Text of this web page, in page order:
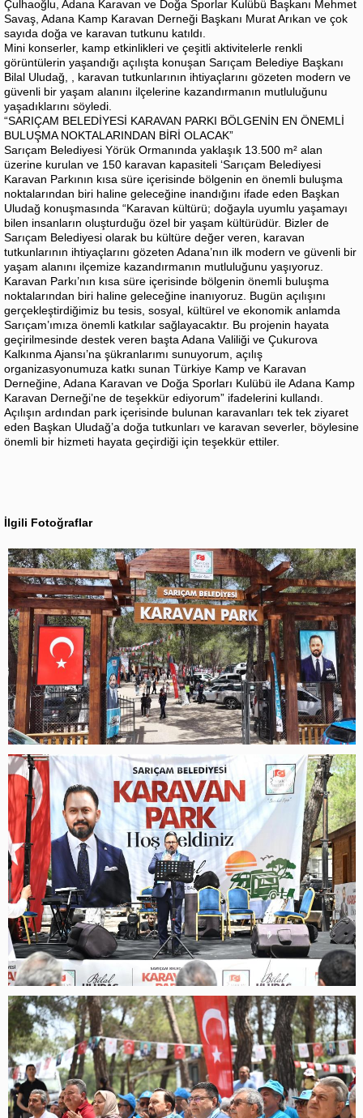
Çulhaoğlu, Adana Karavan ve Doğa Sporlar Kulübü Başkanı Mehmet
Savaş, Adana Kamp Karavan Derneği Başkanı Murat Arıkan ve çok
sayıda doğa ve karavan tutkunu katıldı.
Mini konserler, kamp etkinlikleri ve çeşitli aktivitelerle renkli
görüntülerin yaşandığı açılışta konuşan Sarıçam Belediye Başkanı
Bilal Uludağ, , karavan tutkunlarının ihtiyaçlarını gözeten modern ve
güvenli bir yaşam alanını ilçelerine kazandırmanın mutluluğunu
yaşadıklarını söyledi.
“SARIÇAM BELEDİYESİ KARAVAN PARKI BÖLGENİN EN ÖNEMLİ
BULUŞMA NOKTALARINDAN BİRİ OLACAK”
Sarıçam Belediyesi Yörük Ormanında yaklaşık 13.500 m² alan
üzerine kurulan ve 150 karavan kapasiteli ‘Sarıçam Belediyesi
Karavan Parkının kısa süre içerisinde bölgenin en önemli buluşma
noktalarından biri haline geleceğine inandığını ifade eden Başkan
Uludağ konuşmasında “Karavan kültürü; doğayla uyumlu yaşamayı
bilen insanların oluşturduğu özel bir yaşam kültürüdür. Bizler de
Sarıçam Belediyesi olarak bu kültüre değer veren, karavan
tutkunlarının ihtiyaçlarını gözeten Adana’nın ilk modern ve güvenli bir
yaşam alanını ilçemize kazandırmanın mutluluğunu yaşıyoruz.
Karavan Parkı’nın kısa süre içerisinde bölgenin önemli buluşma
noktalarından biri haline geleceğine inanıyoruz. Bugün açılışını
gerçekleştirdiğimiz bu tesis, sosyal, kültürel ve ekonomik anlamda
Sarıçam’ımıza önemli katkılar sağlayacaktır. Bu projenin hayata
geçirilmesinde destek veren başta Adana Valiliği ve Çukurova
Kalkınma Ajansı’na şükranlarımı sunuyorum, açılış
organizasyonumuza katkı sunan Türkiye Kamp ve Karavan
Derneğine, Adana Karavan ve Doğa Sporları Kulübü ile Adana Kamp
Karavan Derneği’ne de teşekkür ediyorum” ifadelerini kullandı.
Açılışın ardından park içerisinde bulunan karavanları tek tek ziyaret
eden Başkan Uludağ’a doğa tutkunları ve karavan severler, böylesine
önemli bir hizmeti hayata geçirdiği için teşekkür ettiler.
İlgili Fotoğraflar